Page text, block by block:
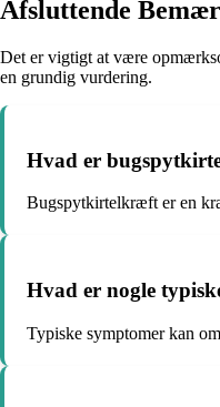
Afsluttende
Det er vigtigt at være
en grundig vurdering.
Hvad er
Bugspytkirtelkræft er en
Hvad er nogle
Typiske symptomer kan